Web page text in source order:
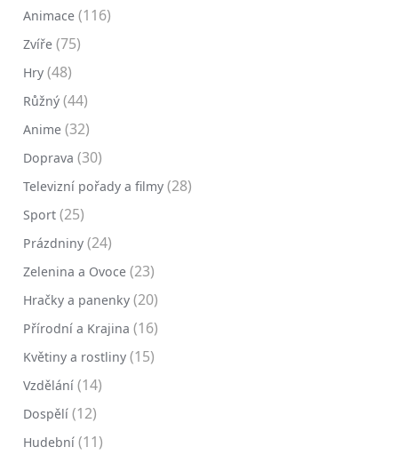
Animace (116)
Zvíře (75)
Hry (48)
Růžný (44)
Anime (32)
Doprava (30)
Televizní pořady a filmy (28)
Sport (25)
Prázdniny (24)
Zelenina a Ovoce (23)
Hračky a panenky (20)
Přírodní a Krajina (16)
Květiny a rostliny (15)
Vzdělání (14)
Dospělí (12)
Hudební (11)